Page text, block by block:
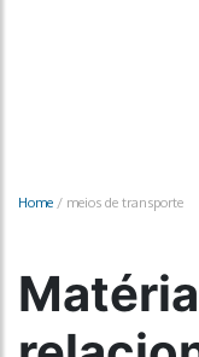
Home / meios de transporte